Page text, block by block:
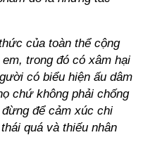
của toàn thể cộng
trong đó có xâm hại
có biểu hiện ấu dâm
chứ không phải chống
để cảm xúc chi
quá và thiếu nhân